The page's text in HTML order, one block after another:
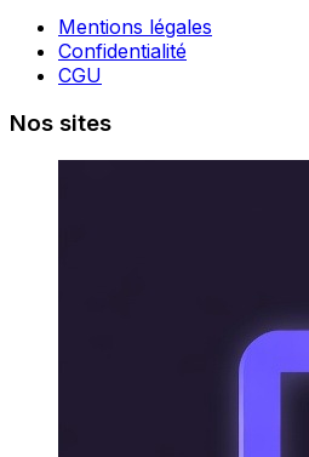
Mentions légales
Confidentialité
CGU
Nos sites